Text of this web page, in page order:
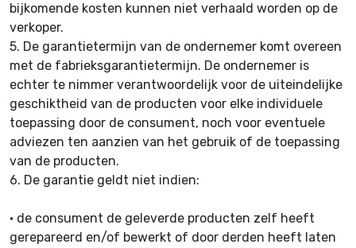
bijkomende kosten kunnen niet verhaald worden op de
verkoper.
5. De garantietermijn van de ondernemer komt overeen
met de fabrieksgarantietermijn. De ondernemer is
echter te nimmer verantwoordelijk voor de uiteindelijke
geschiktheid van de producten voor elke individuele
toepassing door de consument, noch voor eventuele
adviezen ten aanzien van het gebruik of de toepassing
van de producten.
6. De garantie geldt niet indien:
• de consument de geleverde producten zelf heeft
gerepareerd en/of bewerkt of door derden heeft laten